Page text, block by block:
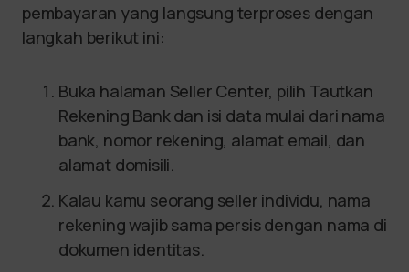
pembayaran yang langsung terproses dengan
langkah berikut ini:
Buka halaman Seller Center, pilih Tautkan
Rekening Bank dan isi data mulai dari nama
bank, nomor rekening, alamat email, dan
alamat domisili.
Kalau kamu seorang seller individu, nama
rekening wajib sama persis dengan nama di
dokumen identitas.